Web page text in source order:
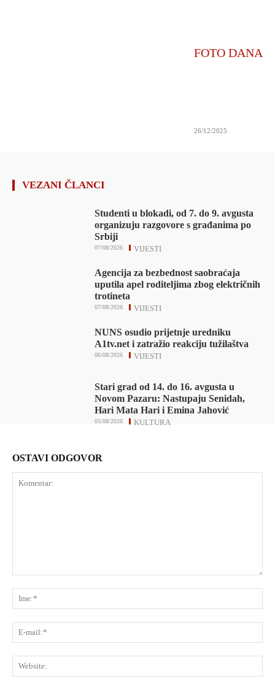
FOTO DANA
26/12/2025
VEZANI ČLANCI
Studenti u blokadi, od 7. do 9. avgusta
organizuju razgovore s građanima po
Srbiji
VIJESTI
07/08/2026
Agencija za bezbednost saobraćaja
uputila apel roditeljima zbog električnih
trotineta
VIJESTI
07/08/2026
NUNS osudio prijetnje uredniku
A1tv.net i zatražio reakciju tužilaštva
VIJESTI
06/08/2026
Stari grad od 14. do 16. avgusta u
Novom Pazaru: Nastupaju Senidah,
Hari Mata Hari i Emina Jahović
KULTURA
05/08/2026
OSTAVI ODGOVOR